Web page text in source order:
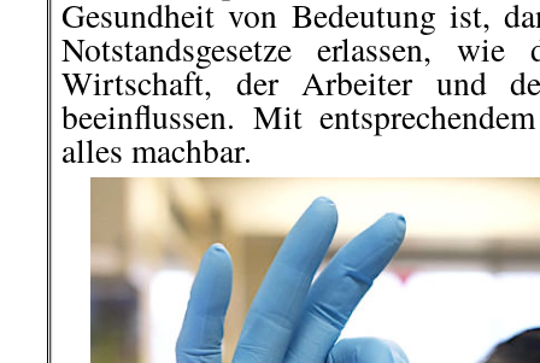
Gesundheit von Bedeutung ist,
Notstandsgesetze erlassen,
Wirtschaft, der Arbeiter und
beeinflussen. Mit
alles machbar.